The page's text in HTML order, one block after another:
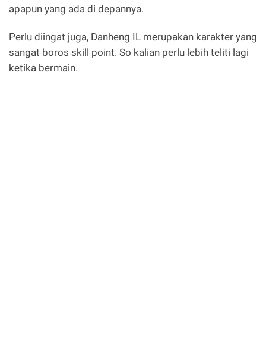
apapun yang ada di depannya.
Perlu diingat juga, Danheng IL merupakan karakter yang
sangat boros skill point. So kalian perlu lebih teliti lagi
ketika bermain.